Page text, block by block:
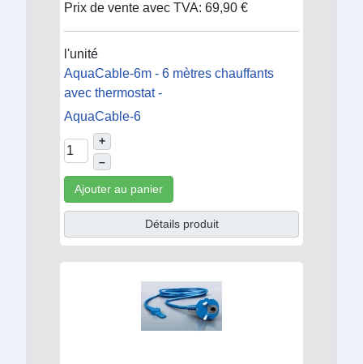
Prix de vente avec TVA: 69,90 €
l'unité
AquaCable-6m - 6 mètres chauffants
avec thermostat -
AquaCable-6
+
–
Ajouter au panier
Détails produit